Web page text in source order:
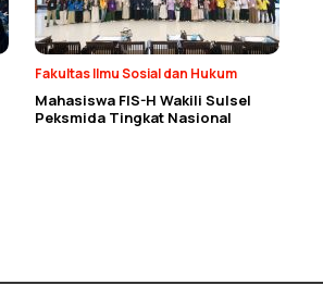
Fakultas Ilmu Sosial dan Hukum
Mahasiswa FIS-H Wakili Sulsel
Peksmida Tingkat Nasional